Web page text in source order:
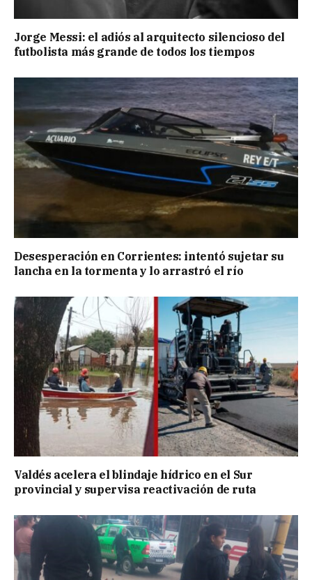
Jorge Messi: el adiós al arquitecto silencioso del
futbolista más grande de todos los tiempos
Desesperación en Corrientes: intentó sujetar su
lancha en la tormenta y lo arrastró el río
Valdés acelera el blindaje hídrico en el Sur
provincial y supervisa reactivación de ruta